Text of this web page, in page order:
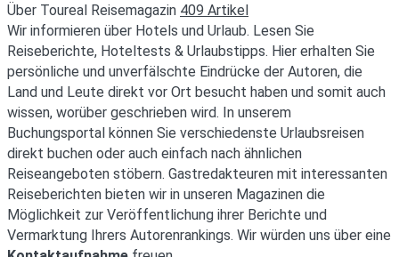
Über Toureal Reisemagazin 409 Artikel
Wir informieren über Hotels und Urlaub. Lesen Sie
Reiseberichte, Hoteltests & Urlaubstipps. Hier erhalten Sie
persönliche und unverfälschte Eindrücke der Autoren, die
Land und Leute direkt vor Ort besucht haben und somit auch
wissen, worüber geschrieben wird. In unserem
Buchungsportal können Sie verschiedenste Urlaubsreisen
direkt buchen oder auch einfach nach ähnlichen
Reiseangeboten stöbern. Gastredakteuren mit interessanten
Reiseberichten bieten wir in unseren Magazinen die
Möglichkeit zur Veröffentlichung ihrer Berichte und
Vermarktung Ihrers Autorenrankings. Wir würden uns über eine